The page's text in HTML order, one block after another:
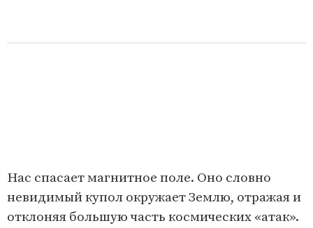
Нас спасает магнитное поле. Оно словно
невидимый купол окружает Землю, отражая и
отклоняя большую часть космических «атак».